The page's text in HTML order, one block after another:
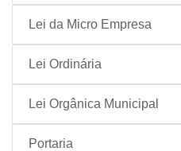
Lei da Micro Empresa
Lei Ordinária
Lei Orgânica Municipal
Portaria